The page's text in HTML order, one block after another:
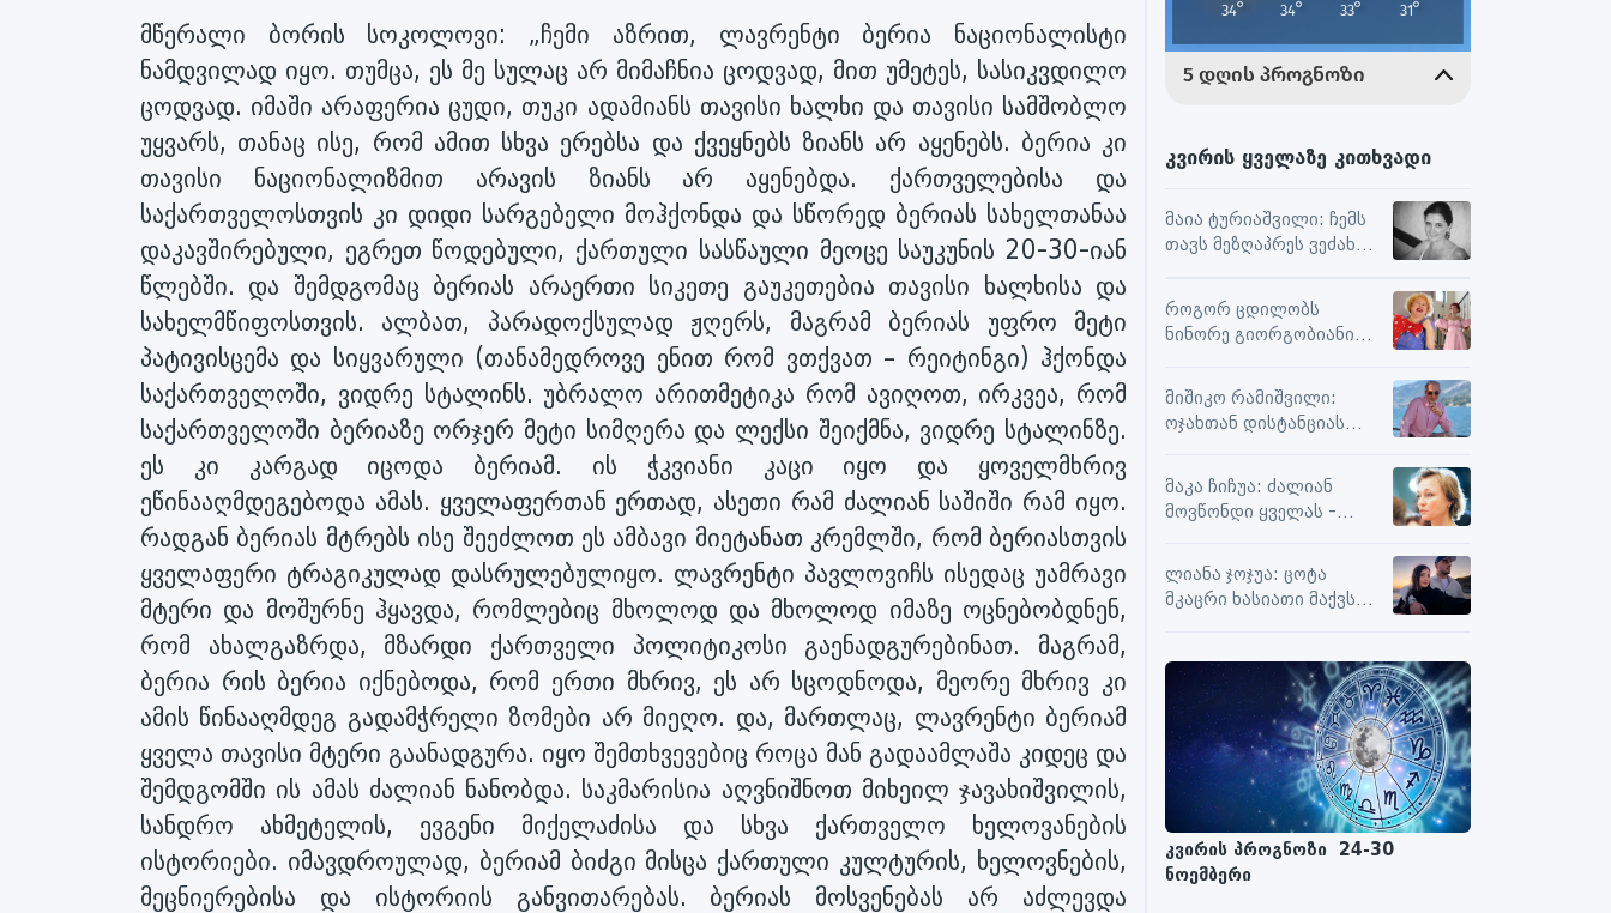
მწერალი ბორის სოკოლოვი: „ჩემი აზრით, ლავრენტი ბერია ნაციონალისტი
ნამდვილად იყო. თუმცა, ეს მე სულაც არ მიმაჩნია ცოდვად, მით უმეტეს, სასიკვდილო
ცოდვად. იმაში არაფერია ცუდი, თუკი ადამიანს თავისი ხალხი და თავისი სამშობლო
უყვარს, თანაც ისე, რომ ამით სხვა ერებსა და ქვეყნებს ზიანს არ აყენებს. ბერია კი
თავისი ნაციონალიზმით არავის ზიანს არ აყენებდა. ქართველებისა და
საქართველოსთვის კი დიდი სარგებელი მოჰქონდა და სწორედ ბერიას სახელთანაა
დაკავშირებული, ეგრეთ წოდებული, ქართული სასწაული მეოცე საუკუნის 20-30-იან
წლებში. და შემდგომაც ბერიას არაერთი სიკეთე გაუკეთებია თავისი ხალხისა და
სახელმწიფოსთვის. ალბათ, პარადოქსულად ჟღერს, მაგრამ ბერიას უფრო მეტი
პატივისცემა და სიყვარული (თანამედროვე ენით რომ ვთქვათ – რეიტინგი) ჰქონდა
საქართველოში, ვიდრე სტალინს. უბრალო არითმეტიკა რომ ავიღოთ, ირკვეა, რომ
საქართველოში ბერიაზე ორჯერ მეტი სიმღერა და ლექსი შეიქმნა, ვიდრე სტალინზე.
ეს კი კარგად იცოდა ბერიამ. ის ჭკვიანი კაცი იყო და ყოველმხრივ
ეწინააღმდეგებოდა ამას. ყველაფერთან ერთად, ასეთი რამ ძალიან საშიში რამ იყო.
რადგან ბერიას მტრებს ისე შეეძლოთ ეს ამბავი მიეტანათ კრემლში, რომ ბერიასთვის
ყველაფერი ტრაგიკულად დასრულებულიყო. ლავრენტი პავლოვიჩს ისედაც უამრავი
მტერი და მოშურნე ჰყავდა, რომლებიც მხოლოდ და მხოლოდ იმაზე ოცნებობდნენ,
რომ ახალგაზრდა, მზარდი ქართველი პოლიტიკოსი გაენადგურებინათ. მაგრამ,
ბერია რის ბერია იქნებოდა, რომ ერთი მხრივ, ეს არ სცოდნოდა, მეორე მხრივ კი
ამის წინააღმდეგ გადამჭრელი ზომები არ მიეღო. და, მართლაც, ლავრენტი ბერიამ
ყველა თავისი მტერი გაანადგურა. იყო შემთხვევებიც როცა მან გადაამლაშა კიდეც და
შემდგომში ის ამას ძალიან ნანობდა. საკმარისია აღვნიშნოთ მიხეილ ჯავახიშვილის,
სანდრო ახმეტელის, ევგენი მიქელაძისა და სხვა ქართველო ხელოვანების
ისტორიები. იმავდროულად, ბერიამ ბიძგი მისცა ქართული კულტურის, ხელოვნების,
მეცნიერებისა და ისტორიის განვითარებას. ბერიას მოსვენებას არ აძლევდა
კვირის ყველაზე კითხვადი
მაია ტურიაშვილი: ჩემს
თავს მეზღაპრეს ვეძახი,
ურთიერთობებსა და
შემოქმედებით
მუშაობაში
როგორ ცდილობს
ნინორე გიორგობიანი
მაქსიმალური
სიამოვნების მიღებას და
მოქმედებს თუ არა მასზე
მიშიკო რამიშვილი:
ოჯახთან დისტანციას
გრძელდება
მაკა ჩიჩუა: ძალიან
მოვწონდი ყველას -
გარეთ
ლიანა ჯოჯუა: ცოტა
მკაცრი ხასიათი მაქვს
მომიხდებოდა
კვირის პროგნოზი 24-30
ნოემბერი